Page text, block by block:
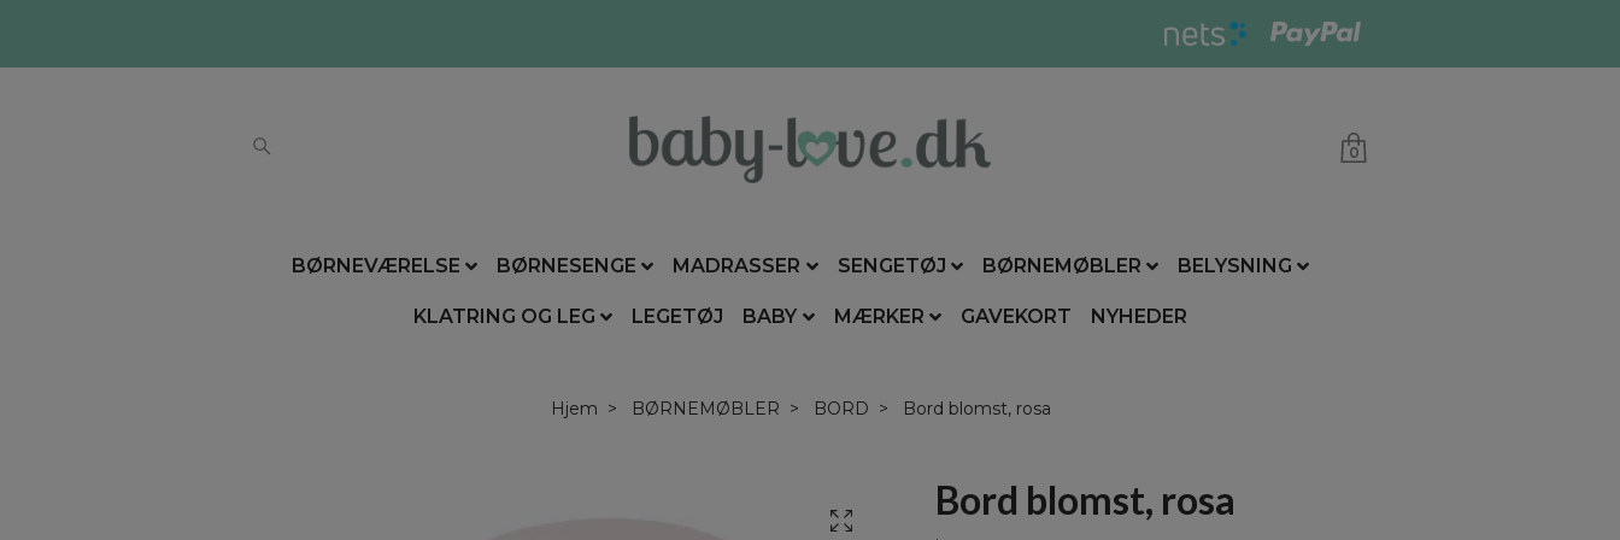
0
BØRNEVÆRELSE BØRNESENGE MADRASSER SENGETØJ BØRNEMØBLER BELYSNING
KLATRING OG LEG LEGETØJ BABY MÆRKER GAVEKORT NYHEDER
Hjem BØRNEMØBLER BORD Bord blomst, rosa
Bord blomst, rosa